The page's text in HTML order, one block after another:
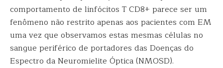
comportamento de linfócitos T CD8+ parece ser um
fenômeno não restrito apenas aos pacientes com EM
uma vez que observamos estas mesmas células no
sangue periférico de portadores das Doenças do
Espectro da Neuromielite Óptica (NMOSD).